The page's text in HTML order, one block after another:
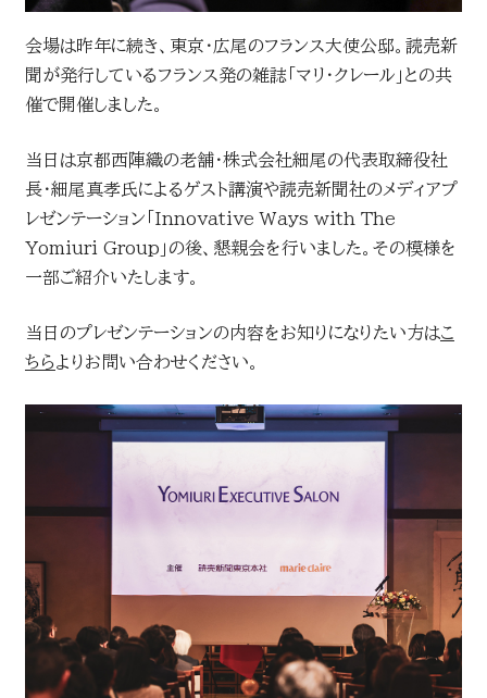
読売出版広告賞
読売・日テレ アドバタイザー・オブ・ザ・イヤー
NEWSLETTER
ニュースレター
English
会場は昨年に続き、東京・広尾のフランス大使公邸。読売新
聞が発行しているフランス発の雑誌「マリ・クレール」との共
催で開催しました。
当日は京都西陣織の老舗・株式会社細尾の代表取締役社
長・細尾真孝氏によるゲスト講演や読売新聞社のメディアプ
レゼンテーション「Innovative Ways with The
Yomiuri Group」の後、懇親会を行いました。その模様を
一部ご紹介いたします。
当日のプレゼンテーションの内容をお知りになりたい方はこ
ちらよりお問い合わせください。